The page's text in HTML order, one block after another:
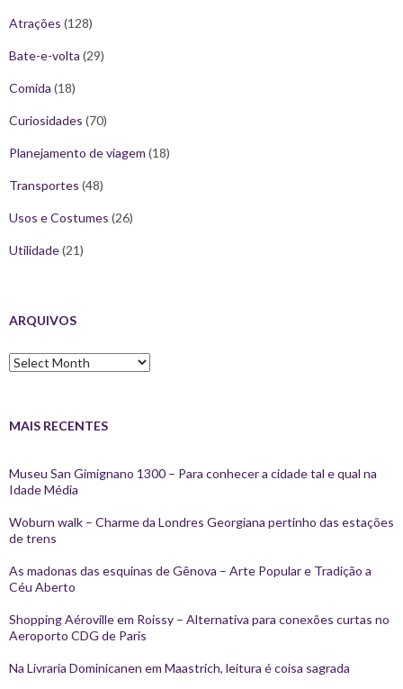
Atrações (128)
Bate-e-volta (29)
Comida (18)
Curiosidades (70)
Planejamento de viagem (18)
Transportes (48)
Usos e Costumes (26)
Utilidade(21)
ARQUIVOS
Arquivos
MAIS RECENTES
Museu San Gimignano 1300 – Para conhecer a cidade tal e qual na
Idade Média
Woburn walk – Charme da Londres Georgiana pertinho das estações
de trens
As madonas das esquinas de Gênova – Arte Popular e Tradição a
Céu Aberto
Shopping Aéroville em Roissy – Alternativa para conexões curtas no
Aeroporto CDG de Paris
Na Livraria Dominicanen em Maastrich, leitura é coisa sagrada